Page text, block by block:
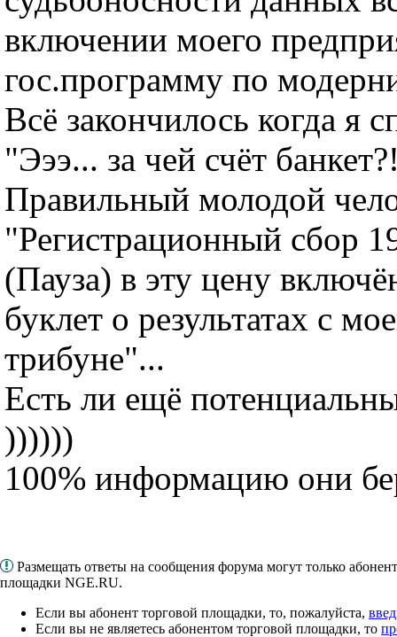
включении моего
гос.программу по
Всё закончилось когда я
"Эээ... за чей счёт
Правильный молодой
"Регистрационный сбор
(Пауза) в эту цену
буклет о результатах с
трибуне"...
Есть ли ещё
))))))
100% информацию они
Размещать ответы на сообщения форума могут только
площадки NGE.RU.
Если вы абонент торговой площадки, то, пожалуйста,
Если вы не являетесь абонентом торговой площадки, то